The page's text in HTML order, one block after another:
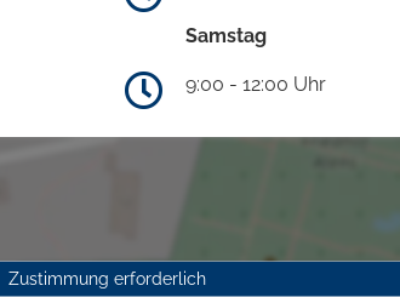
Samstag
9:00 - 12:00 Uhr
Zustimmung erforderlich